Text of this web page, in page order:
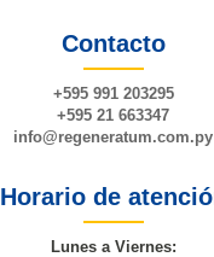
Contacto
+595 991 203295
+595 21 663347
info@regeneratum.com.py
Horario de
Lunes a Viernes: